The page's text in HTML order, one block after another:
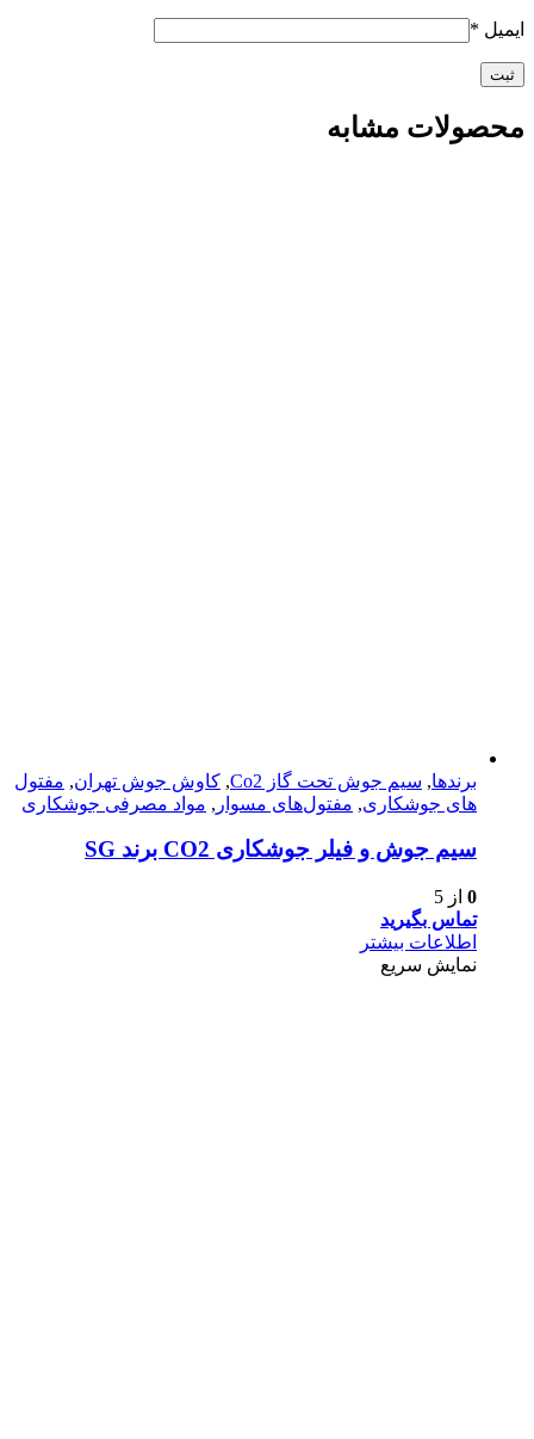
ایمیل *
محصولات مشابه
برندها, سیم جوش تحت گاز Co2 , کاوش جوش تهران, مفتول
های جوشکاری, مفتول‌های مسوار , مواد مصرفی جوشکاری
سیم جوش و فیلر جوشکاری CO2 برند SG
0 از 5
تماس بگیرید
اطلاعات بیشتر
نمایش سریع